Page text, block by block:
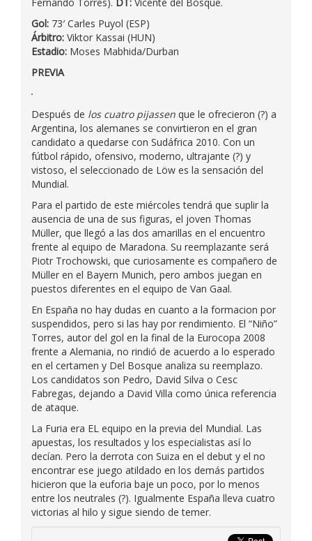
Gol: 73′ Carles Puyol (ESP)
Árbitro: Viktor Kassai (HUN)
Estadio: Moses Mabhida/Durban
PREVIA
Después de los cuatro pijassen que le ofrecieron (?) a
Argentina, los alemanes se convirtieron en el gran
candidato a quedarse con Sudáfrica 2010. Con un
fútbol rápido, ofensivo, moderno, ultrajante (?) y
vistoso, el seleccionado de Löw es la sensación del
Mundial.
Para el partido de este miércoles tendrá que suplir la
ausencia de una de sus figuras, el joven Thomas
Müller, que llegó a las dos amarillas en el encuentro
frente al equipo de Maradona. Su reemplazante será
Piotr Trochowski, que curiosamente es compañero de
Müller en el Bayern Munich, pero ambos juegan en
puestos diferentes en el equipo de Van Gaal.
En España no hay dudas en cuanto a la formacion por
suspendidos, pero si las hay por rendimiento. El “Niño”
Torres, autor del gol en la final de la Eurocopa 2008
frente a Alemania, no rindió de acuerdo a lo esperado
en el certamen y Del Bosque analiza su reemplazo.
Los candidatos son Pedro, David Silva o Cesc
Fabregas, dejando a David Villa como única referencia
de ataque.
La Furia era EL equipo en la previa del Mundial. Las
apuestas, los resultados y los especialistas así lo
decían. Pero la derrota con Suiza en el debut y el no
encontrar ese juego atildado en los demás partidos
hicieron que la euforia baje un poco, por lo menos
entre los neutrales (?). Igualmente España lleva cuatro
victorias al hilo y sigue siendo de temer.